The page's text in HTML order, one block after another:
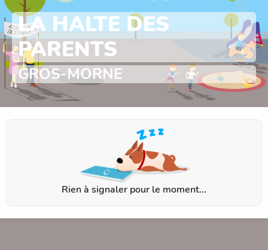
LA HALTE DES
PARENTS
GROS-MORNE
Rien à signaler pour le moment...